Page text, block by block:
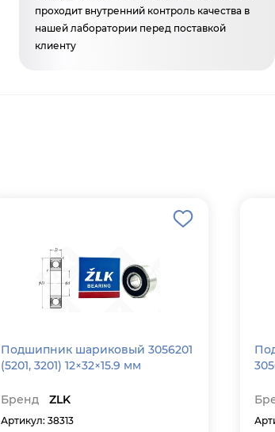
проходит внутренний контроль качества в
нашей лаборатории перед поставкой
клиенту
Подшипник шариковый 3056201
(5201, 3201) 12×32×15.9 мм
Бренд ZLK
Артикул: 38313